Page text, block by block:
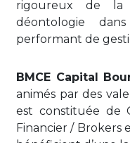
rigoureux de
déontologie
performant de
BMCE Capital
animés par des
est constituée de
Financier / Brokers